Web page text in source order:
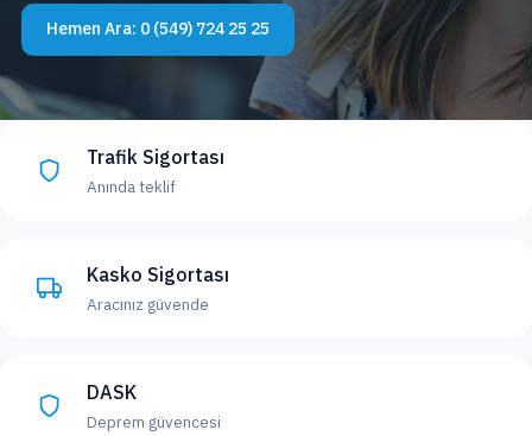
Hemen Ara: 0 (549) 724 25 25
Trafik Sigortası
Anında teklif
Kasko Sigortası
Aracınız güvende
DASK
Deprem güvencesi